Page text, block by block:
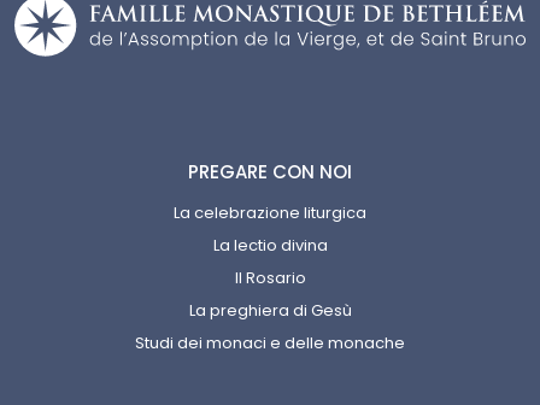
PREGARE CON NOI
La celebrazione liturgica
La lectio divina
Il Rosario
La preghiera di Gesù
Studi dei monaci e delle monache